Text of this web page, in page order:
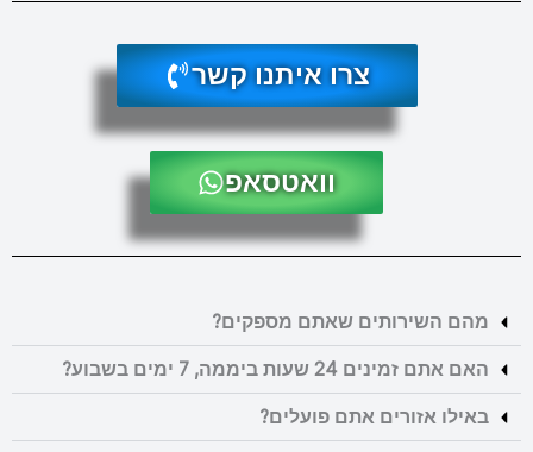
צרו איתנו קשר
וואטסאפ
מהם השירותים שאתם מספקים?
האם אתם זמינים 24 שעות ביממה, 7 ימים בשבוע?
באילו אזורים אתם פועלים?